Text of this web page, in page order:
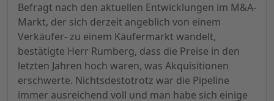
Befragt nach den aktuellen Entwicklungen im M&A-
Markt, der sich derzeit angeblich von einem
Verkäufer- zu einem Käufermarkt wandelt,
bestätigte Herr Rumberg, dass die Preise in den
letzten Jahren hoch waren, was Akquisitionen
erschwerte. Nichtsdestotrotz war die Pipeline
immer ausreichend voll und man habe sich einige